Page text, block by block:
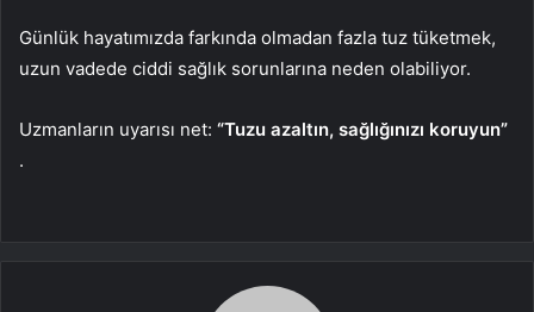
Günlük hayatımızda farkında olmadan fazla tuz tüketmek,
uzun vadede ciddi sağlık sorunlarına neden olabiliyor.
Uzmanların uyarısı net: “Tuzu azaltın, sağlığınızı koruyun”
.